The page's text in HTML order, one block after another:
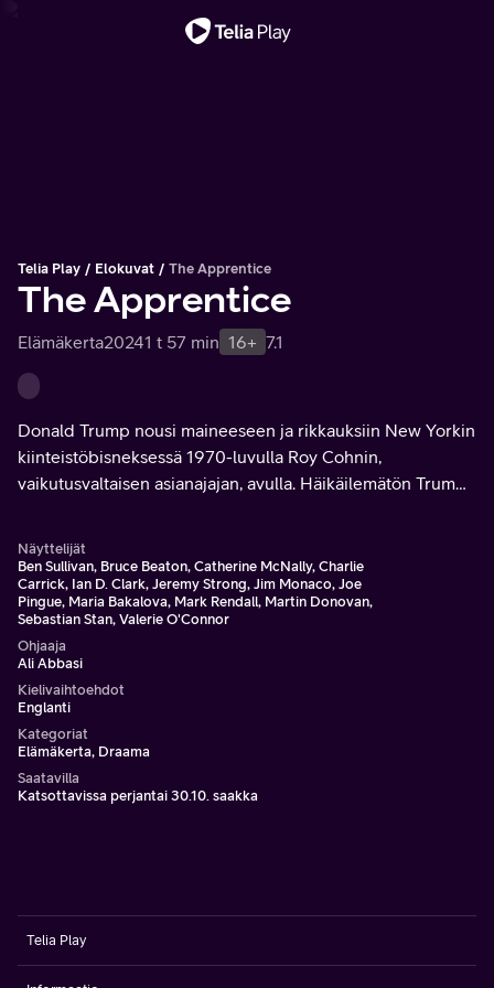
Telia Play Elokuvat The Apprentice
The Apprentice
Elämäkerta20241 t 57 min 16+ 7.1
Donald Trump nousi maineeseen ja rikkauksiin New Yorkin
kiinteistöbisneksessä 1970-luvulla Roy Cohnin,
vaikutusvaltaisen asianajajan, avulla. Häikäilemätön Trump
Näyttelijät
Ben Sullivan, Bruce Beaton, Catherine McNally, Charlie
Carrick, Ian D. Clark, Jeremy Strong, Jim Monaco, Joe
Pingue, Maria Bakalova, Mark Rendall, Martin Donovan,
Sebastian Stan, Valerie O'Connor
Ohjaaja
Ali Abbasi
Kielivaihtoehdot
Englanti
Kategoriat
Elämäkerta, Draama
Saatavilla
Katsottavissa perjantai 30.10. saakka
Telia Play